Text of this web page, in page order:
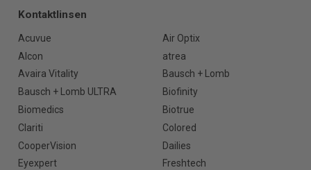
Kontaktlinsen
Acuvue
Air Optix
Alcon
atrea
Avaira Vitality
Bausch + Lomb
Bausch + Lomb ULTRA
Biofinity
Biomedics
Biotrue
Clariti
Colored
CooperVision
Dailies
Eyexpert
Freshtech